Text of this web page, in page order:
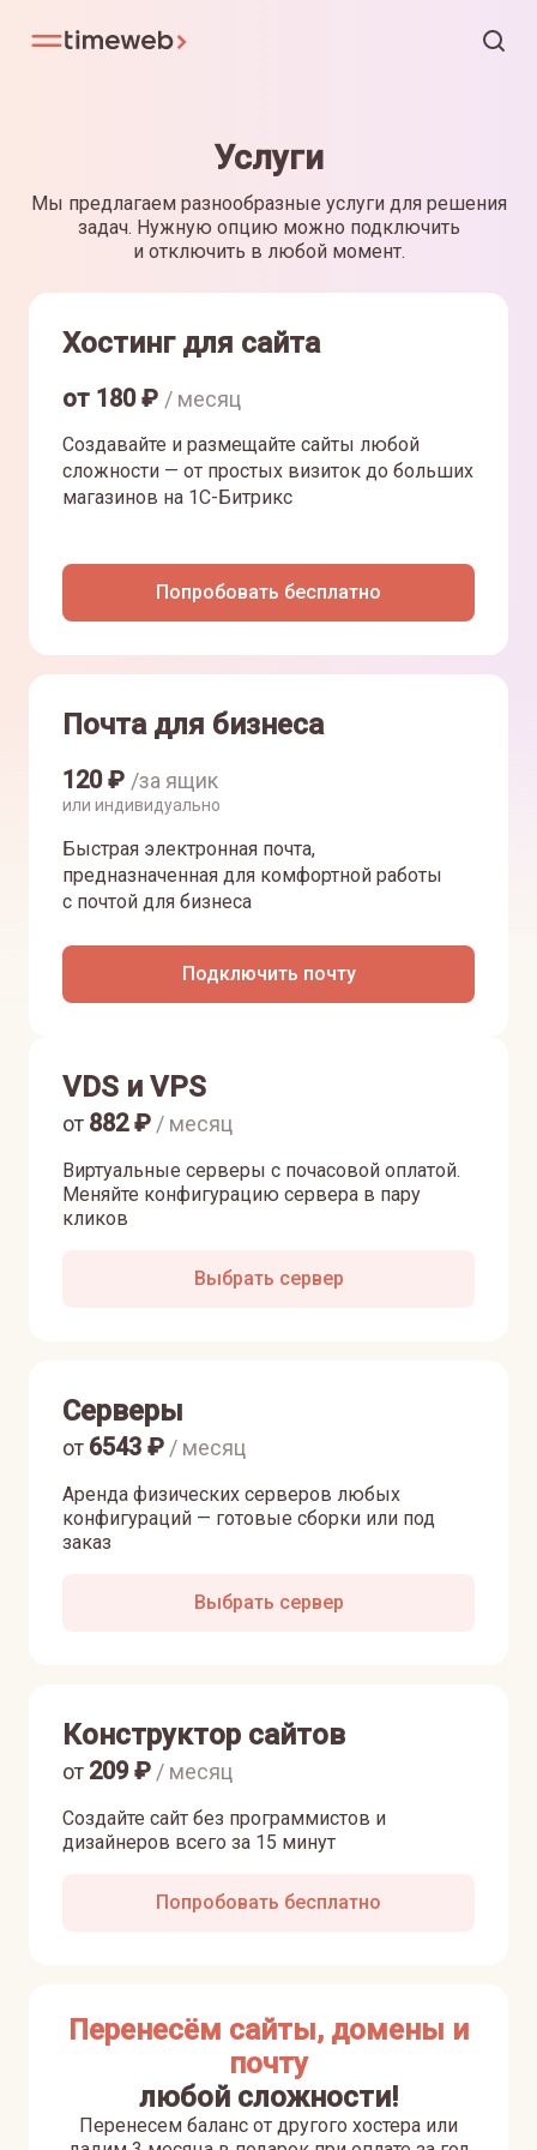
Услуги
Мы предлагаем разнообразные услуги для решения
задач. Нужную опцию можно подключить
и отключить в любой момент.
Хостинг для сайта
от 180₽ / месяц
Создавайте и размещайте сайты любой
сложности — от простых визиток до больших
магазинов на 1С-Битрикс
Попробовать бесплатно
Почта для бизнеса
120₽ /за ящик
или индивидуально
Быстрая электронная почта,
предназначенная для комфортной работы
с почтой для бизнеса
Подключить почту
VDS и VPS
Виртуальные серверы с почасовой оплатой.
Меняйте конфигурацию сервера в пару
кликов
от 882₽ / месяц
Выбрать сервер
Серверы
Аренда физических серверов любых
конфигураций — готовые сборки или под
заказ
от 6543 ₽ / месяц
Выбрать сервер
Конструктор сайтов
Создайте сайт без программистов и
дизайнеров всего за 15 минут
от 209₽ / месяц
Попробовать бесплатно
Перенесём сайты, домены и
почту
любой сложности!
Перенесем баланс от другого хостера или